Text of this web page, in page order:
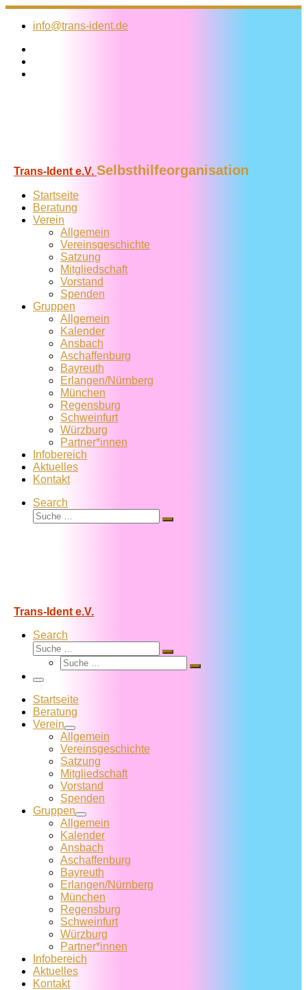
Zum
Inhalt
info@trans-ident.de
Trans-Ident e.V. Selbsthilfeorganisation
Startseite
Beratung
Verein
Allgemein
Vereins­geschichte
Satzung
Mitglied­schaft
Vorstand
Spenden
Gruppen
Allgemein
Kalender
Ansbach
Aschaffenburg
Bayreuth
Erlangen/Nürnberg
München
Regensburg
Schweinfurt
Würzburg
Partner*innen
Infobereich
Aktuelles
Kontakt
Search
Suche
Suche
Trans-Ident e.V.
Search
Suche
Suche
Suche
Suche
Menü
Startseite
Beratung
Verein
Allgemein
Vereins­geschichte
Satzung
Mitglied­schaft
Vorstand
Spenden
Gruppen
Allgemein
Kalender
Ansbach
Aschaffenburg
Bayreuth
Erlangen/Nürnberg
München
Regensburg
Schweinfurt
Würzburg
Partner*innen
Infobereich
Aktuelles
Kontakt